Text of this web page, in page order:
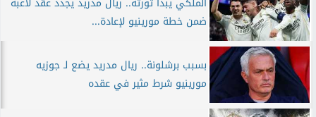
ضمن خطة مورينيو لإعادة...
بسبب برشلونة.. ريال مدريد يضع لـ جوزيه
مورينيو شرط مثير في عقده